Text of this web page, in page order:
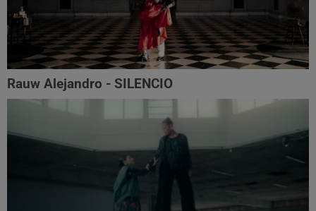
Rauw Alejandro - SILENCIO